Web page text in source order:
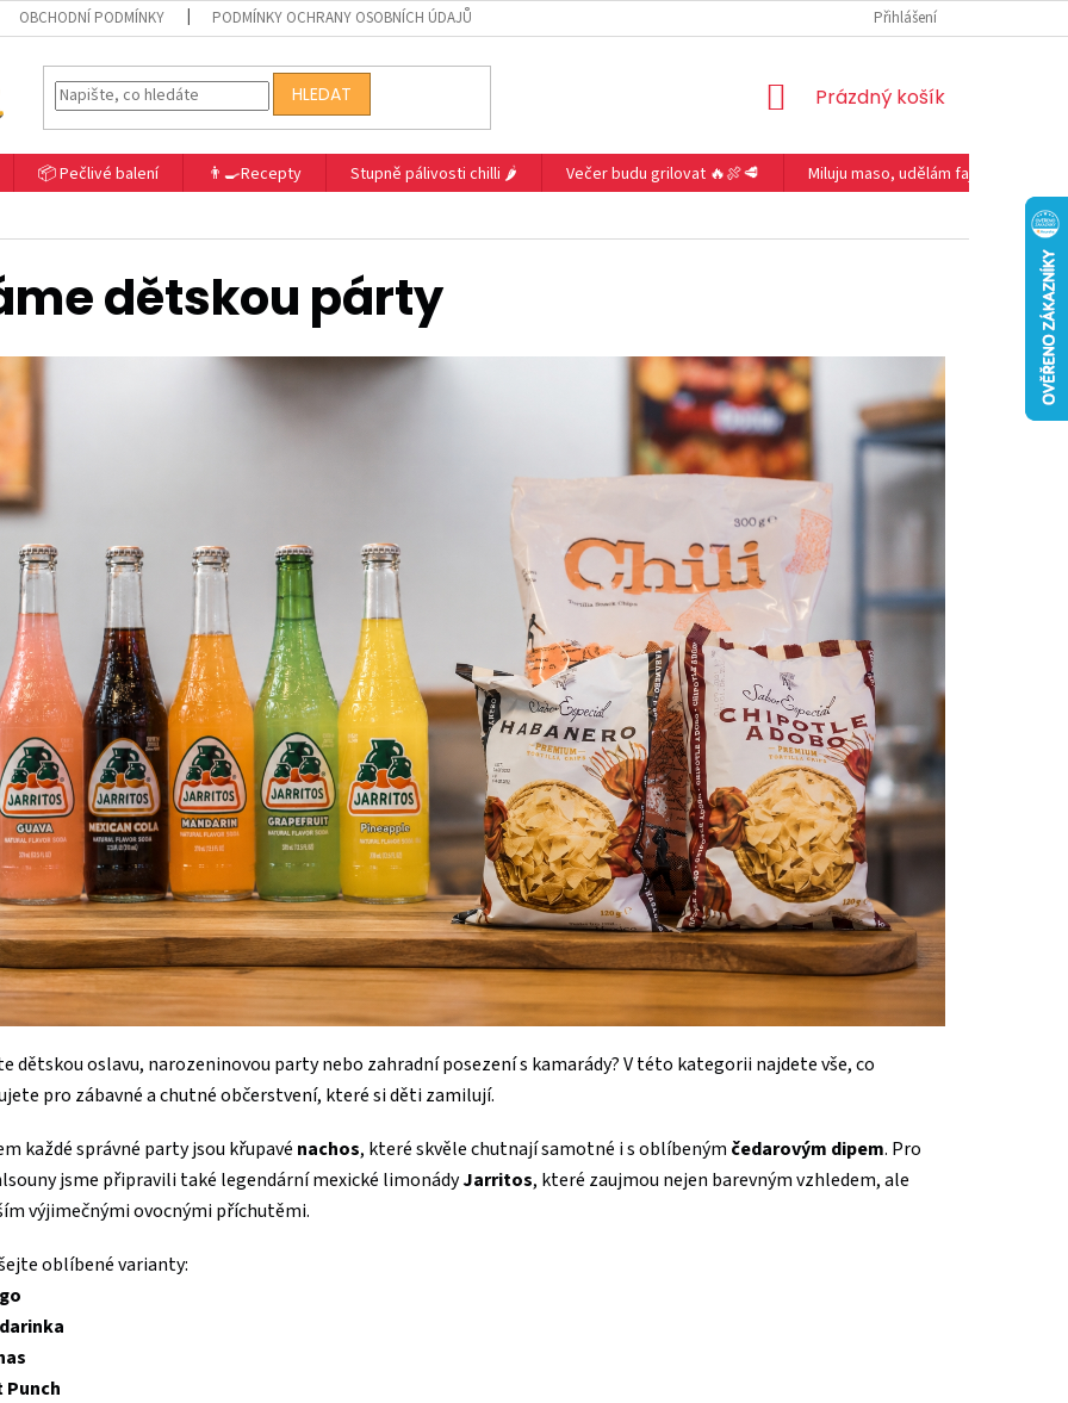
OBCHODNÍ PODMÍNKY PODMÍNKY OCHRANY OSOBNÍCH ÚDAJŮ Přihlášení
HLEDAT
NÁKUPNÍ
Prázdný košík
📦 Pečlivé balení 👨‍🍳Recepty Stupně pálivosti chilli 🌶️ Večer budu grilovat 🔥🍖🥩
Miluju maso, udělám fajitas 🥩🔥🌶️
dětskou párty
dětskou oslavu, narozeninovou party nebo zahradní posezení s kamarády? V této kategorii najdete vše, co
pro zábavné a chutné občerstvení, které si děti zamilují.
každé správné party jsou křupavé nachos, které skvěle chutnají samotné i s oblíbeným čedarovým dipem. Pro
jsme připravili také legendární mexické limonádyJarritos, které zaujmou nejen barevným vzhledem, ale
výjimečnými ovocnými příchutěmi.
oblíbené varianty:
Punch